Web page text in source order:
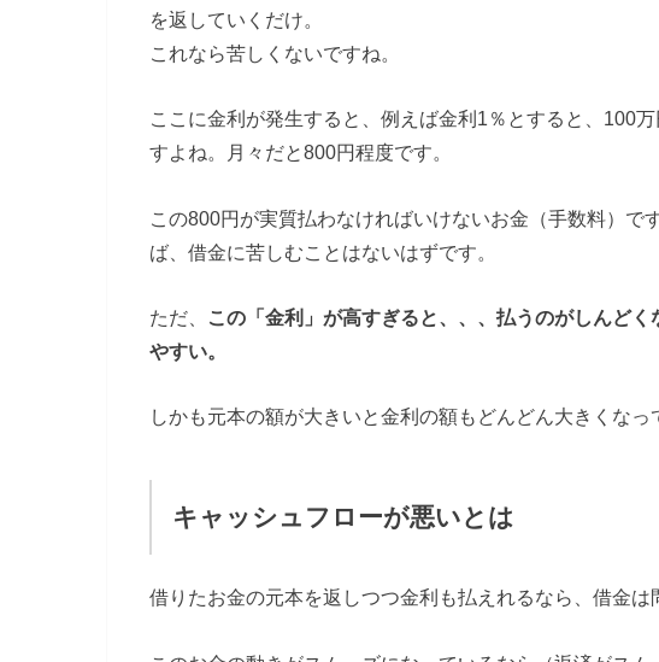
を返していくだけ。
これなら苦しくないですね。
ここに金利が発生すると、例えば金利1％とすると、100
すよね。月々だと800円程度です。
この800円が実質払わなければいけないお金（手数料）で
ば、借金に苦しむことはないはずです。
ただ、
この「金利」が高すぎると、、、払うのがしんど
やすい。
しかも元本の額が大きいと金利の額もどんどん大きくなっ
キャッシュフローが悪いとは
借りたお金の元本を返しつつ金利も払えれるなら、借金は